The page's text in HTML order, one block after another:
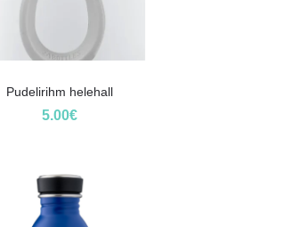
Pudelirihm helehall
5.00€